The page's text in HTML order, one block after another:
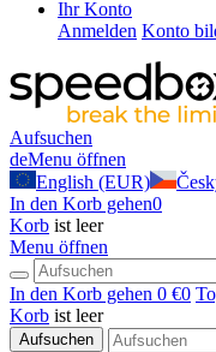
Ihr Konto
Anmelden Konto
Aufsuchen
deMenu öffnen
English (EUR)
In den Korb gehen0
Korb ist leer
Menu öffnen
In den Korb gehen 0 €0
Korb ist leer
Aufsuchen